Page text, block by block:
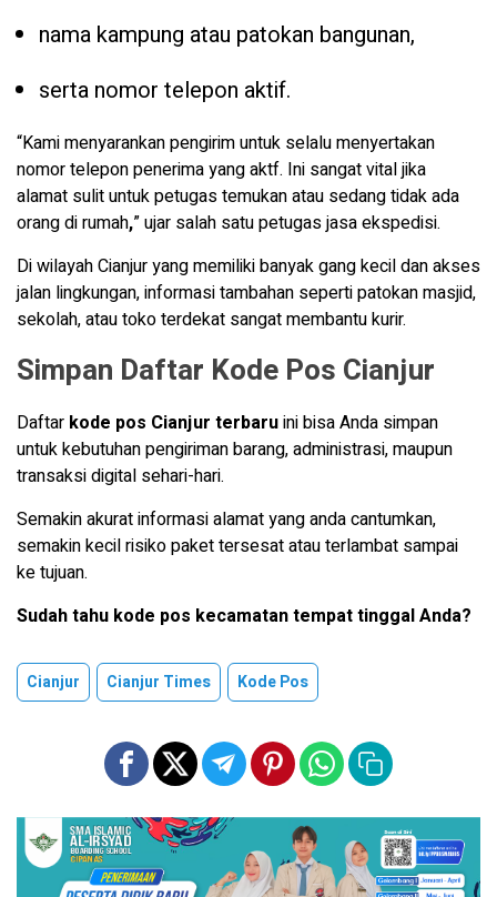
nama kampung atau patokan bangunan,
serta nomor telepon aktif.
“Kami menyarankan pengirim untuk selalu menyertakan
nomor telepon penerima yang aktf. Ini sangat vital jika
alamat sulit untuk petugas temukan atau sedang tidak ada
orang di rumah,” ujar salah satu petugas jasa ekspedisi.
Di wilayah Cianjur yang memiliki banyak gang kecil dan akses
jalan lingkungan, informasi tambahan seperti patokan masjid,
sekolah, atau toko terdekat sangat membantu kurir.
Simpan Daftar Kode Pos Cianjur
Daftar kode pos Cianjur terbaruini bisa Anda simpan
untuk kebutuhan pengiriman barang, administrasi, maupun
transaksi digital sehari-hari.
Semakin akurat informasi alamat yang anda cantumkan,
semakin kecil risiko paket tersesat atau terlambat sampai
ke tujuan.
Sudah tahu kode pos kecamatan tempat tinggal Anda?
Cianjur Cianjur Times Kode Pos